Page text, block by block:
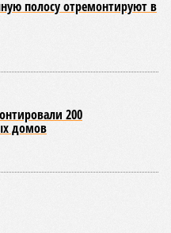
полосу отремонтируют в
200
домов